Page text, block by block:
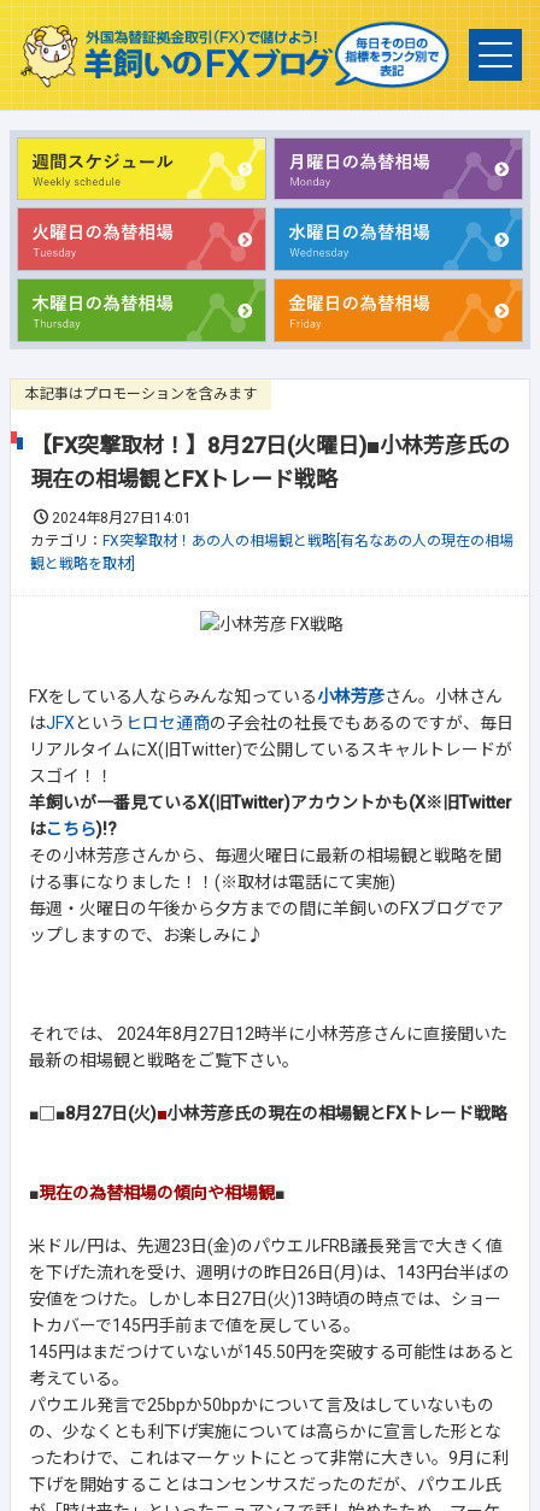
本記事はプロモーションを含みます
【FX突撃取材！】8月27日(火曜日)■小林芳彦氏の
現在の相場観とFXトレード戦略
2024年8月27日14:01
カテゴリ： FX突撃取材！あの人の相場観と戦略[有名なあの人の現在の相場
観と戦略を取材]
FXをしている人ならみんな知っている小林芳彦さん。小林さん
はJFXという ヒロセ通商の子会社の社長でもあるのですが、毎日
リアルタイムにX(旧Twitter)で公開しているスキャルトレードが
スゴイ！！
羊飼いが一番見ているX(旧Twitter)アカウントかも(X※旧Twitter
はこちら)!?
その小林芳彦さんから、毎週火曜日に最新の相場観と戦略を聞
ける事になりました！！(※取材は電話にて実施)
毎週・火曜日の午後から夕方までの間に羊飼いのFXブログでア
ップしますので、お楽しみに♪
それでは、 2024年8月27日12時半に小林芳彦さんに直接聞いた
最新の相場観と戦略をご覧下さい。
■□■8月27日(火)■小林芳彦氏の現在の相場観とFXトレード戦略
■現在の為替相場の傾向や相場観■
米ドル/円は、先週23日(金)のパウエルFRB議長発言で大きく値
を下げた流れを受け、週明けの昨日26日(月)は、143円台半ばの
安値をつけた。しかし本日27日(火)13時頃の時点では、ショー
トカバーで145円手前まで値を戻している。
145円はまだつけていないが145.50円を突破する可能性はあると
考えている。
パウエル発言で25bpか50bpかについて言及はしていないもの
の、少なくとも利下げ実施については高らかに宣言した形とな
ったわけで、これはマーケットにとって非常に大きい。9月に利
下げを開始することはコンセンサスだったのだが、パウエル氏